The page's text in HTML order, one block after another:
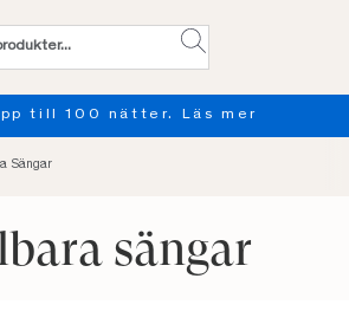
till 100 nätter. Läs mer
Sängar
sängar